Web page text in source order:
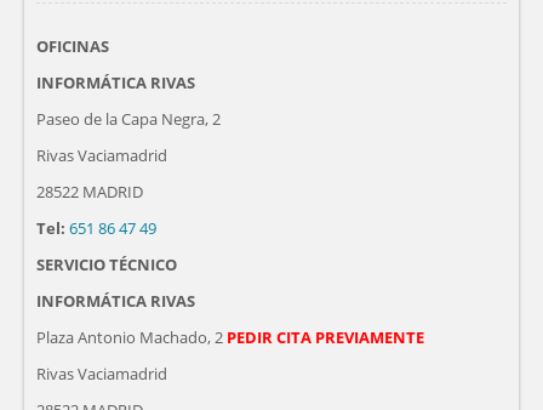
OFICINAS
INFORMÁTICA RIVAS
Paseo de la Capa Negra, 2
Rivas Vaciamadrid
28522 MADRID
Tel: 651 86 47 49
SERVICIO TÉCNICO
INFORMÁTICA RIVAS
Plaza Antonio Machado, 2 PEDIR CITA PREVIAMENTE
Rivas Vaciamadrid